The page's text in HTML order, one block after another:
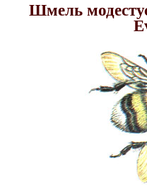
Шмель